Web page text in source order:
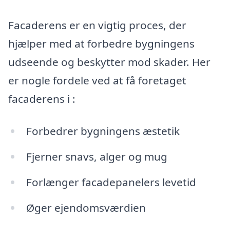
Facaderens er en vigtig proces, der
hjælper med at forbedre bygningens
udseende og beskytter mod skader. Her
er nogle fordele ved at få foretaget
facaderens i :
Forbedrer bygningens æstetik
Fjerner snavs, alger og mug
Forlænger facadepanelers levetid
Øger ejendomsværdien